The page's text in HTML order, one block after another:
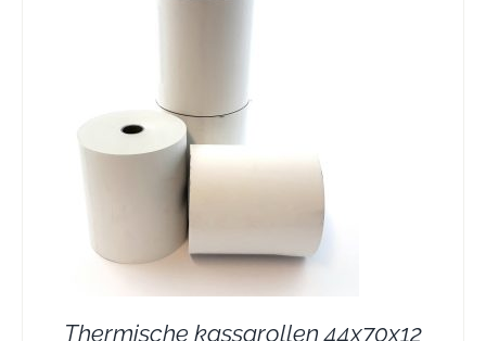
Thermische kassarollen 44x70x12